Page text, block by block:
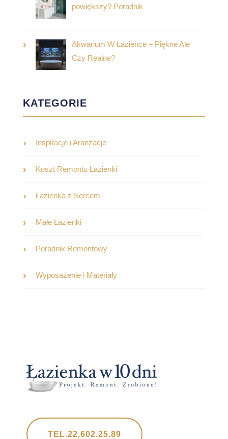
powiększy? Poradnik
Akwarium W Łazience – Piękne Ale
Czy Realne?
KATEGORIE
Inspiracje i Aranżacje
Koszt Remontu Łazienki
Łazienka z Sercem
Małe Łazienki
Poradnik Remontowy
Wyposażenie i Materiały
TEL.22.602.25.89